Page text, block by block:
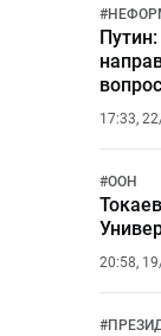
#
17:33,
#ООН
20:58,
#